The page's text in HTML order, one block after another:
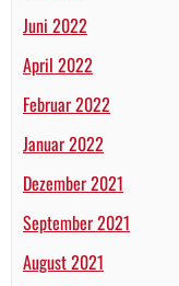
Juni 2022
April 2022
Februar 2022
Januar 2022
Dezember 2021
September 2021
August 2021